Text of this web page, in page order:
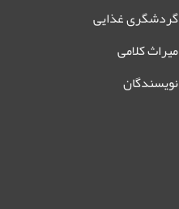
گردشگری غذایی
میراث کلامی
نویسندگان